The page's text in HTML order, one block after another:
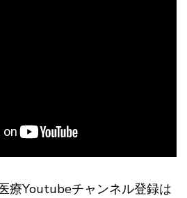
療Youtubeチャンネル登録は